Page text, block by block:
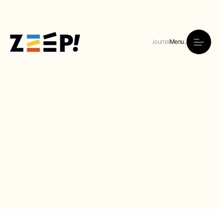
Menu .
Journal